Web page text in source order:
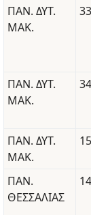
ΠΑΝ. ΔΥΤ.
ΜΑΚ.
ΠΑΝ. ΔΥΤ.
ΜΑΚ.
ΠΑΝ. ΔΥΤ.
ΜΑΚ.
ΠΑΝ.
ΘΕΣΣΑΛΙΑΣ